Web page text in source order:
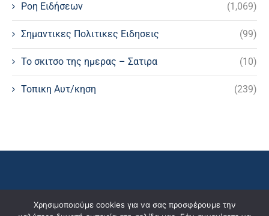
Ροη Ειδήσεων (1,069)
Σημαντικες Πολιτικες Ειδησεις (99)
Το σκιτσο της ημερας – Σατιρα (10)
Τοπικη Αυτ/κηση (239)
Χρησιμοποιούμε cookies για να σας προσφέρουμε την